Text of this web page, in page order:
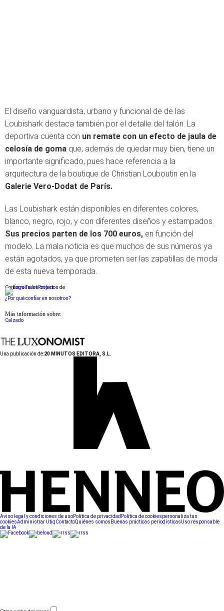
El diseño vanguardista, urbano y funcional de de las
Loubishark destaca también por el detalle del talón. La
deportiva cuenta con un remate con un efecto de jaula de
celosía de goma que, además de quedar muy bien, tiene un
importante significado, pues hace referencia a la
arquitectura de la boutique de Christian Louboutin en la
Galerie Vero-Dodat de París.
Las Loubishark están disponibles en diferentes colores,
blanco, negro, rojo, y con diferentes diseños y estampados.
Sus precios parten de los 700 euros, en función del
modelo. La mala noticia es que muchos de sus números ya
están agotados, ya que prometen ser las zapatillas de moda
de esta nueva temporada.
Conforme a los criterios de
¿Por qué confiar en nosotros?
Más información sobre:
Calzado
Una publicación de:20 MINUTOS EDITORA, S.L.
Aviso legal y condiciones de usoPolítica de privacidad Política de cookiespersonaliza tus
cookiesAdministrar UtiqContactoQuiénes somos Buenas prácticas periodísticasUso responsable
de la IA